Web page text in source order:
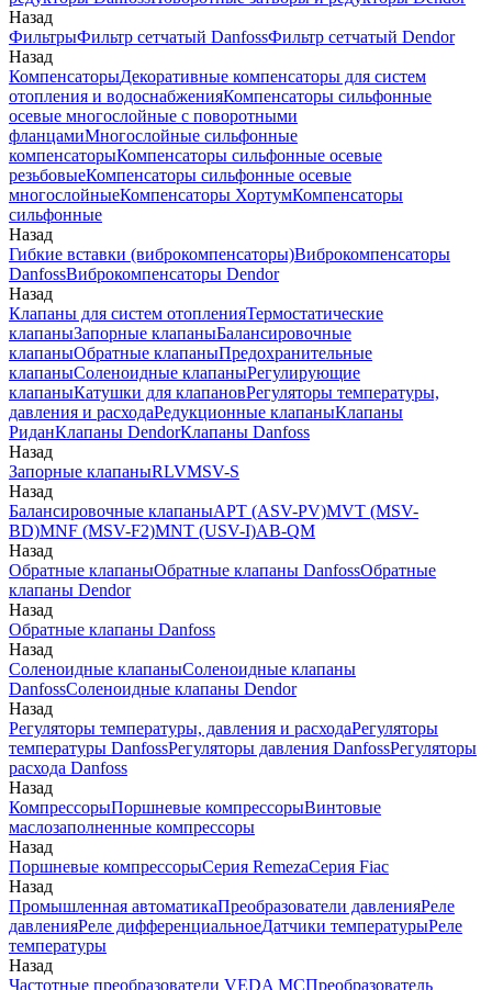
Назад
ФильтрыФильтр сетчатый DanfossФильтр сетчатый Dendor
Назад
КомпенсаторыДекоративные компенсаторы для систем
отопления и водоснабженияКомпенсаторы сильфонные
осевые многослойные с поворотными
фланцамиМногослойные сильфонные
компенсаторыКомпенсаторы сильфонные осевые
резьбовыеКомпенсаторы сильфонные осевые
многослойныеКомпенсаторы ХортумКомпенсаторы
сильфонные
Назад
Гибкие вставки (виброкомпенсаторы)Виброкомпенсаторы
DanfossВиброкомпенсаторы Dendor
Назад
Клапаны для систем отопленияТермостатические
клапаныЗапорные клапаныБалансировочные
клапаныОбратные клапаныПредохранительные
клапаныСоленоидные клапаныРегулирующие
клапаныКатушки для клапановРегуляторы температуры,
давления и расходаРедукционные клапаныКлапаны
РиданКлапаны DendorКлапаны Danfoss
Назад
Запорные клапаныRLVMSV-S
Назад
Балансировочные клапаныAPT (ASV-PV)MVT (MSV-
BD)MNF (MSV-F2)MNT (USV-I)AB-QM
Назад
Обратные клапаныОбратные клапаны DanfossОбратные
клапаны Dendor
Назад
Обратные клапаны Danfoss
Назад
Соленоидные клапаныСоленоидные клапаны
DanfossСоленоидные клапаны Dendor
Назад
Регуляторы температуры, давления и расходаРегуляторы
температуры DanfossРегуляторы давления DanfossРегуляторы
расхода Danfoss
Назад
КомпрессорыПоршневые компрессорыВинтовые
маслозаполненные компрессоры
Назад
Поршневые компрессорыСерия RemezaСерия Fiac
Назад
Промышленная автоматикаПреобразователи давленияРеле
давленияРеле дифференциальноеДатчики температурыРеле
температуры
Назад
Частотные преобразователи VEDA MCПреобразователь